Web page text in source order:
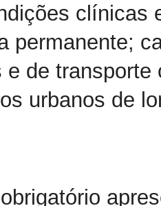
clínicas
permanente;
e de
urbanos de